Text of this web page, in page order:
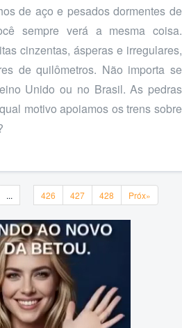
de aço e pesados dormentes de
sempre verá a mesma coisa.
cinzentas, ásperas e irregulares,
de quilômetros. Não importa se
Unido ou no Brasil. As pedras
motivo apoiamos os trens sobre
... 426 427427 428 Próx»